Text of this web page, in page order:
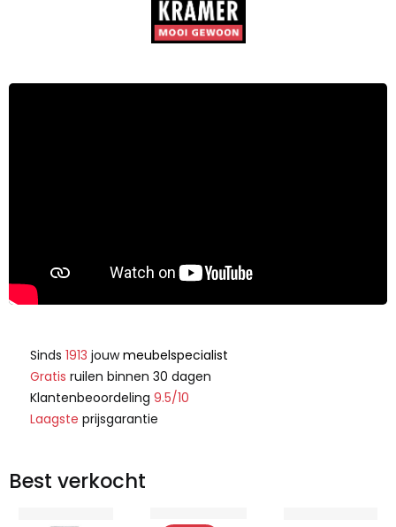
Sinds 1913 jouwmeubelspecialist
Gratis ruilen binnen 30 dagen
Klantenbeoordeling 9.5/10
Laagste prijsgarantie
Best verkocht